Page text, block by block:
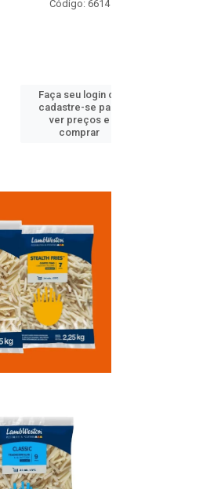
Código: 6614
seu login ou
se para
ver preços e